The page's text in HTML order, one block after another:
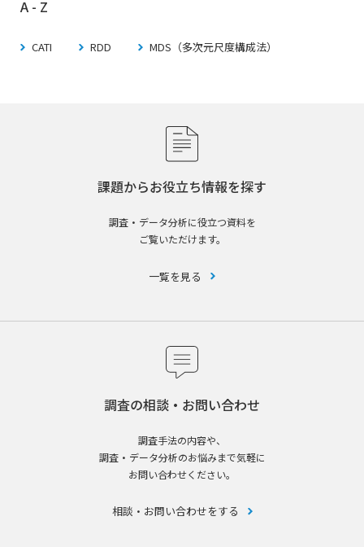
A - Z
CATI RDD MDS（多次元尺度構成法）
課題からお役立ち情報を探す
調査・データ分析に役立つ資料を
ご覧いただけます。
一覧を見る
調査の相談・お問い合わせ
調査手法の内容や、
調査・データ分析のお悩みまで気軽に
お問い合わせください。
相談・お問い合わせをする